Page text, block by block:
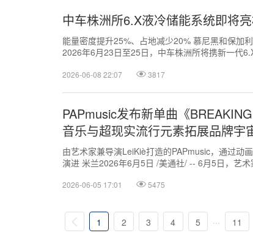
中车株洲所6.X液冷储能系统即将
能量密度提升25%、占地减少20% 慕尼黑和保加
2026年6月23日至25日，中车株洲所将携新一代
2026-06-08 22:07 3817
PAPmusic发布新单曲《
音乐与超现实流行元素拓展品牌宇
由艺术家兼导演LeiKiè打造的PAPmusic，通过动
演进 米兰2026年6月5日 /美通社/ -- 6月5日，艺
2026-06-05 17:01 5475
1 2 3 4 5 11